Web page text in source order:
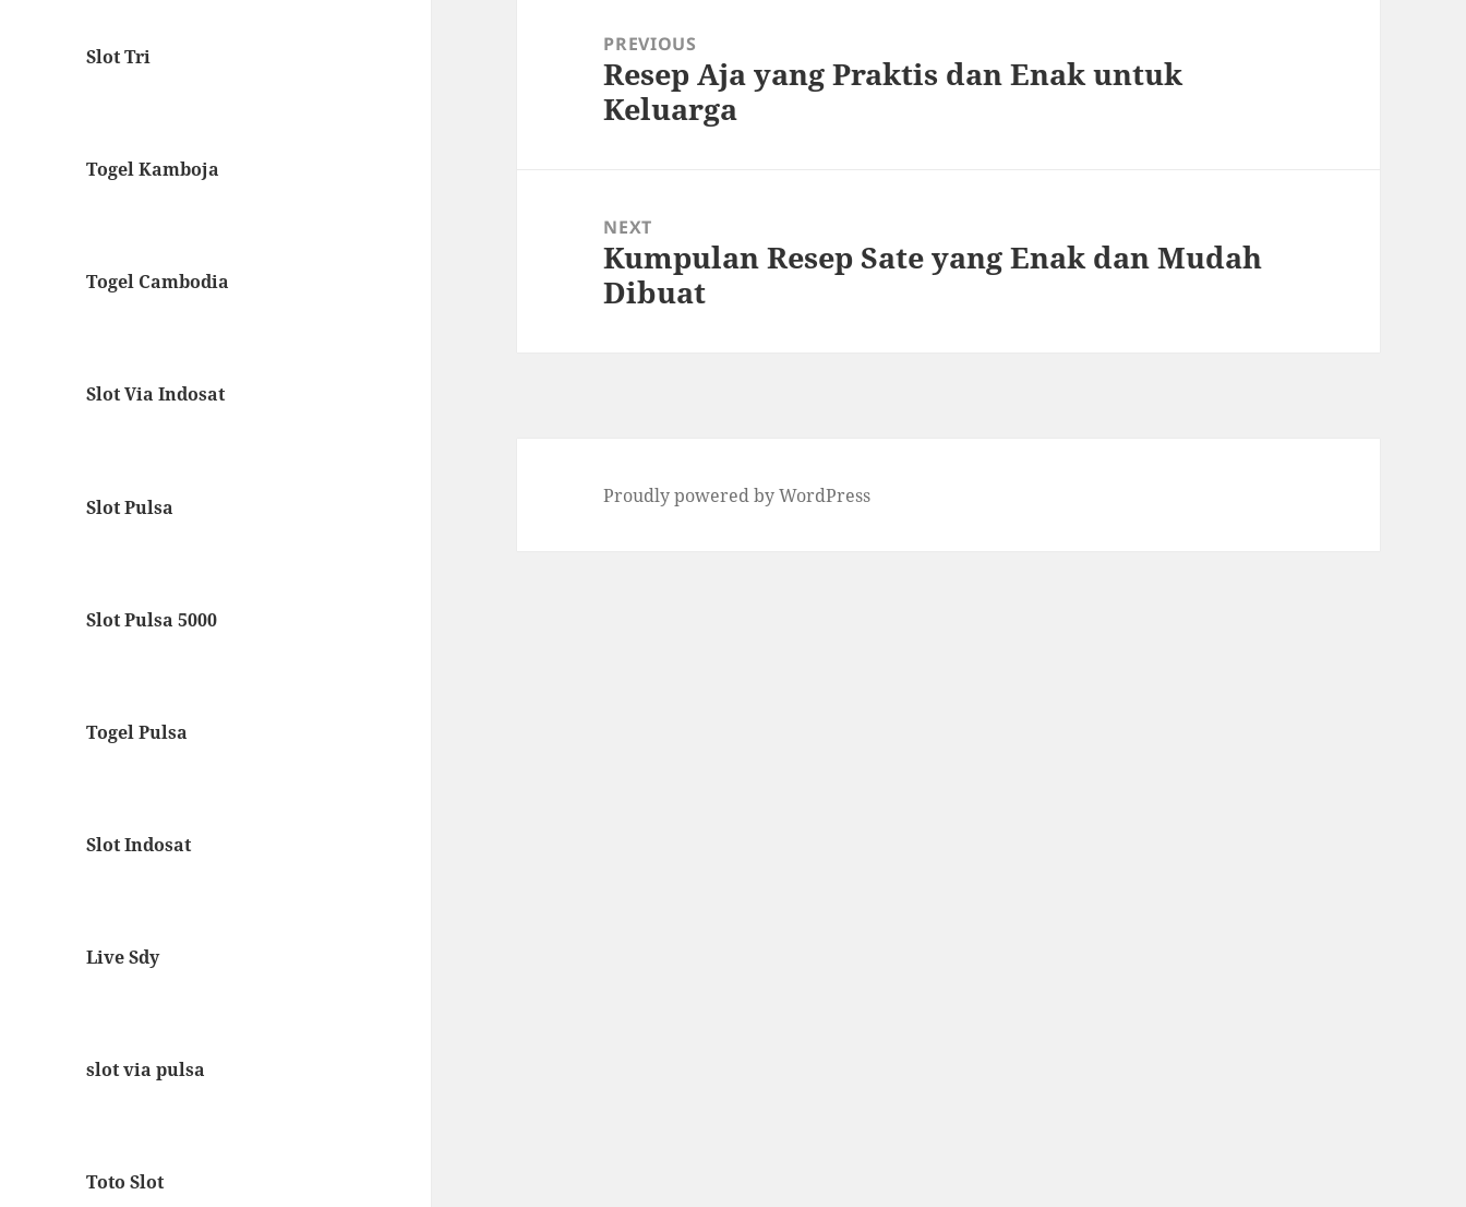
Slot Tri
Togel Kamboja
Togel Cambodia
Slot Via Indosat
Slot Pulsa
Slot Pulsa 5000
Togel Pulsa
Slot Indosat
Live Sdy
slot via pulsa
Toto Slot
navigationPREVIOUS
Previous
post:
Resep Aja yang Praktis dan Enak untuk
Keluarga
NEXT
Next
post:
Kumpulan Resep Sate yang Enak dan Mudah
Dibuat
Proudly powered by WordPress